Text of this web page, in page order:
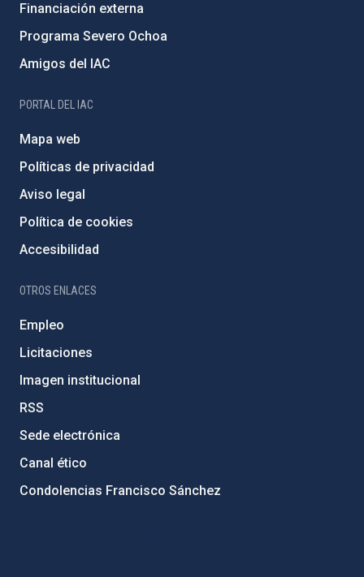
Financiación externa
Programa Severo Ochoa
Amigos del IAC
PORTAL DEL IAC
Mapa web
Políticas de privacidad
Aviso legal
Política de cookies
Accesibilidad
OTROS ENLACES
Empleo
Licitaciones
Imagen institucional
RSS
Sede electrónica
Canal ético
Condolencias Francisco Sánchez